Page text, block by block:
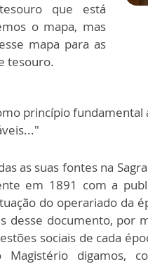
que está
o mapa, mas
mapa para as
tesouro.
princípio fundamental
as suas fontes na
em 1891 com a
do operariado da
desse documento, por
sociais de cada
Magistério digamos,